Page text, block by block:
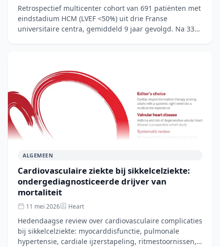
Retrospectief multicenter cohort van 691 patiënten met
eindstadium HCM (LVEF <50%) uit drie Franse
universitaire centra, gemiddeld 9 jaar gevolgd. Na 33%
ALGEMEEN
Cardiovasculaire ziekte bij sikkelcelziekte:
ondergediagnosticeerde drijver van
mortaliteit
11 mei 2026 Heart
Hedendaagse review over cardiovasculaire complicaties
bij sikkelcelziekte: myocarddisfunctie, pulmonale
hypertensie, cardiale ijzerstapeling, ritmestoornissen,